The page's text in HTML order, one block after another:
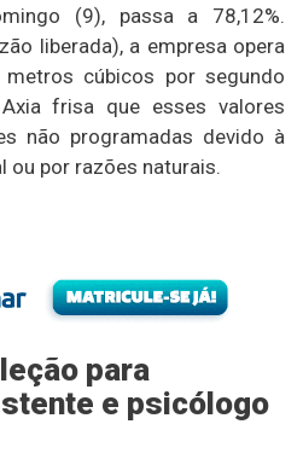
(9), passa a 78,12%.
liberada), a empresa opera
cúbicos por segundo
frisa que esses valores
não programadas devido à
ou por razões naturais.
para
e psicólogo